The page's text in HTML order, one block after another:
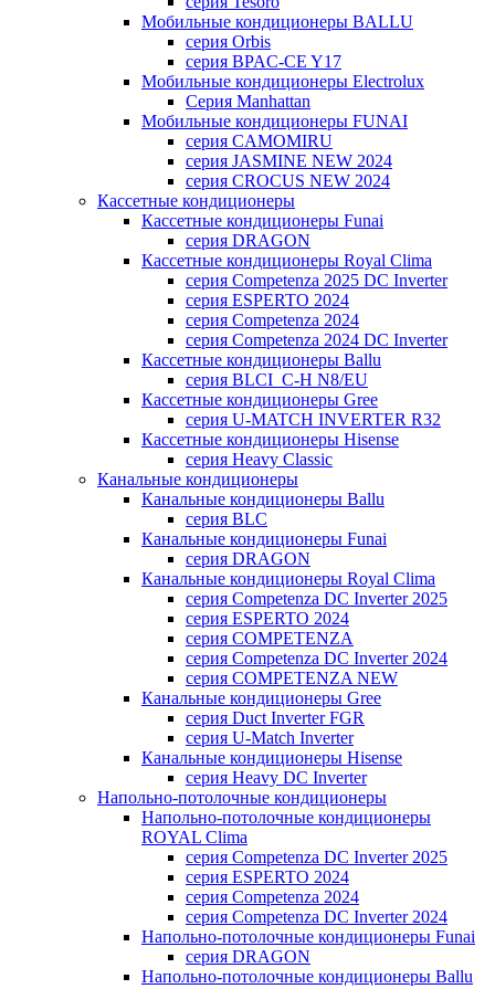
Мобильные кондиционеры BALLU
серия Orbis
серия BPAC-CE Y17
Мобильные кондиционеры Electrolux
Cерия Manhattan
Мобильные кондиционеры FUNAI
серия CAMOMIRU
серия JASMINE NEW 2024
серия CROCUS NEW 2024
Кассетные кондиционеры
Кассетные кондиционеры Funai
серия DRAGON
Кассетные кондиционеры Royal Clima
серия Competenza 2025 DC Inverter
серия ESPERTO 2024
серия Competenza 2024
серия Competenza 2024 DC Inverter
Кассетные кондиционеры Ballu
серия BLCI_C-H N8/EU
Кассетные кондиционеры Gree
серия U-MATCH INVERTER R32
Кассетные кондиционеры Hisense
серия Heavy Classic
Канальные кондиционеры
Канальные кондиционеры Ballu
серия BLC
Канальные кондиционеры Funai
серия DRAGON
Канальные кондиционеры Royal Clima
серия Competenza DC Inverter 2025
серия ESPERTO 2024
серия COMPETENZA
серия Competenza DC Inverter 2024
серия COMPETENZA NEW
Канальные кондиционеры Gree
серия Duct Inverter FGR
серия U-Match Inverter
Канальные кондиционеры Hisense
серия Heavy DC Inverter
Напольно-потолочные кондиционеры
Напольно-потолочные кондиционеры
ROYAL Clima
серия Competenza DC Inverter 2025
серия ESPERTO 2024
серия Competenza 2024
серия Competenza DC Inverter 2024
Напольно-потолочные кондиционеры Funai
серия DRAGON
Напольно-потолочные кондиционеры Ballu